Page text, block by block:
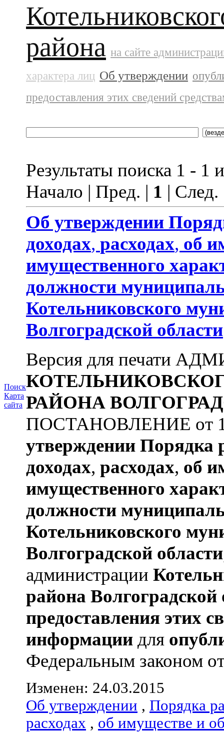
Поиск
Карта
сайта
района на сайте
характера лиц Об утверждении
предоставления этих сведений
Результаты поиска 1 - 1
Начало | Пред. | 1 |
Об утверждении
доходах, расходах, об
имущественного
должности
Котельниковского
Волгоградской области
Версия для печати
РАЙОНА
ПОСТАНОВЛЕНИЕ от
утверждении Порядка
доходах, расходах, об
имущественного
должности
Котельниковского
Волгоградской области
администрации
района Волгоградской
предоставления этих
информации для
Федеральным законом
Изменен: 24.03.2015
Об утверждении , Порядка
расходах , об имуществе и